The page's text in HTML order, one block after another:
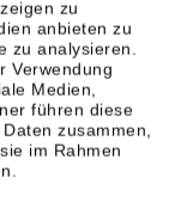
zu
anbieten zu
zu analysieren.
Verwendung
Medien,
führen diese
zusammen,
im Rahmen
Wasser.
möchten,
sich aus,